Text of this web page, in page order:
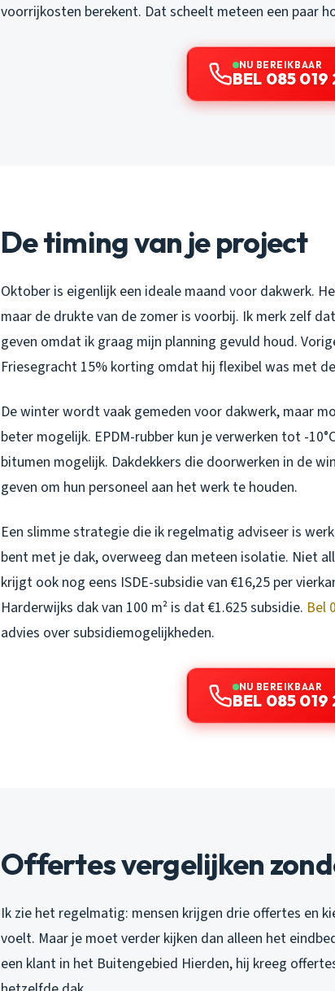
voorrijkosten berekent. Dat scheelt meteen een paar
NU BEREIKBAAR
BEL 085
De timing van je project
Oktober is eigenlijk een ideale maand voor dakwerk.
maar de drukte van de zomer is voorbij. Ik merk zelf
geven omdat ik graag mijn planning gevuld houd.
Friesegracht 15% korting omdat hij flexibel was met
De winter wordt vaak gemeden voor dakwerk, maar
beter mogelijk. EPDM-rubber kun je verwerken tot -
bitumen mogelijk. Dakdekkers die doorwerken in de
geven om hun personeel aan het werk te houden.
Een slimme strategie die ik regelmatig adviseer is
bent met je dak, overweeg dan meteen isolatie. Niet
krijgt ook nog eens ISDE-subsidie van €16,25 per
Harderwijks dak van 100 m² is dat €1.625 subsidie. Bel
advies over subsidiemogelijkheden.
NU BEREIKBAAR
BEL 085
Offertes vergelijken
Ik zie het regelmatig: mensen krijgen drie offertes en
voelt. Maar je moet verder kijken dan alleen het
een klant in het Buitengebied Hierden, hij kreeg